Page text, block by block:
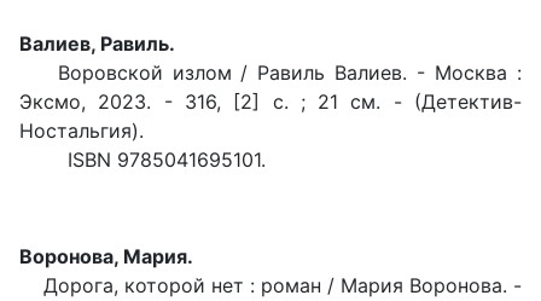
Валиев, Равиль.
Воровской излом / Равиль Валиев. - Москва :
Эксмо, 2023. - 316, [2] с. ; 21 см. - (Детектив-
Ностальгия).
ISBN 9785041695101.
Воронова, Мария.
Дорога, которой нет : роман / Мария Воронова. -